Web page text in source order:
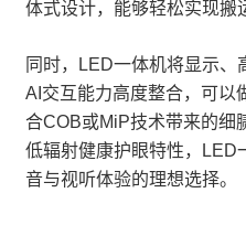
体式设计，能够轻松实现搬
同时，LED一体机将显示、
AI交互能力高度整合，可以
合COB或MiP技术带来的细
低辐射健康护眼特性，LED
音与视听体验的理想选择。